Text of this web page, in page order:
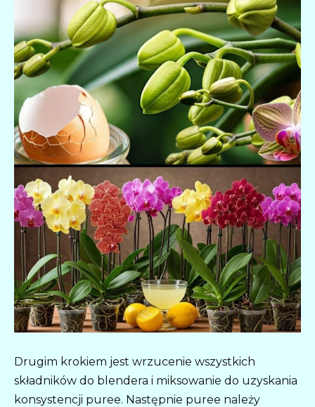
Drugim krokiem jest wrzucenie wszystkich
składników do blendera i miksowanie do uzyskania
konsystencji puree. Następnie puree należy